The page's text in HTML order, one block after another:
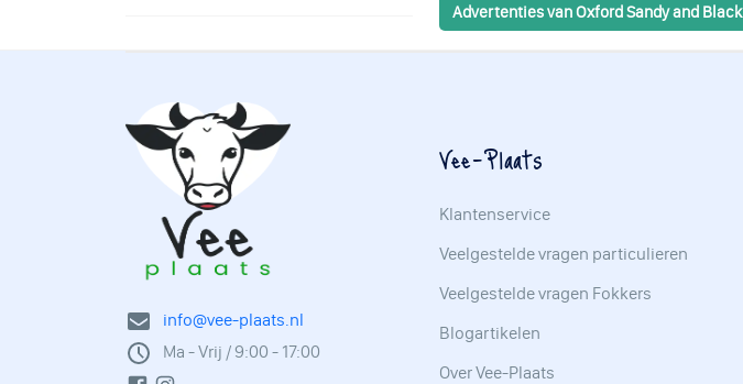
Advertenties van Oxford Sandy and Black
info@vee-plaats.nl
Ma - Vrij / 9:00 - 17:00
Vee-Plaats
Klantenservice
Veelgestelde vragen particulieren
Veelgestelde vragen Fokkers
Blogartikelen
Over Vee-Plaats